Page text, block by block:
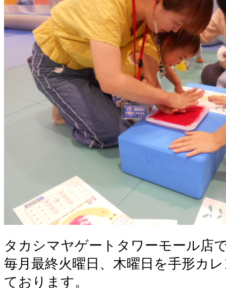
タカシマヤゲートタワーモール店
毎月最終火曜日、木曜日を手形カ
ております。